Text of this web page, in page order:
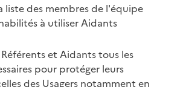
liste des membres de l'équipe
à utiliser Aidants
et Aidants tous les
pour protéger leurs
des Usagers notamment en